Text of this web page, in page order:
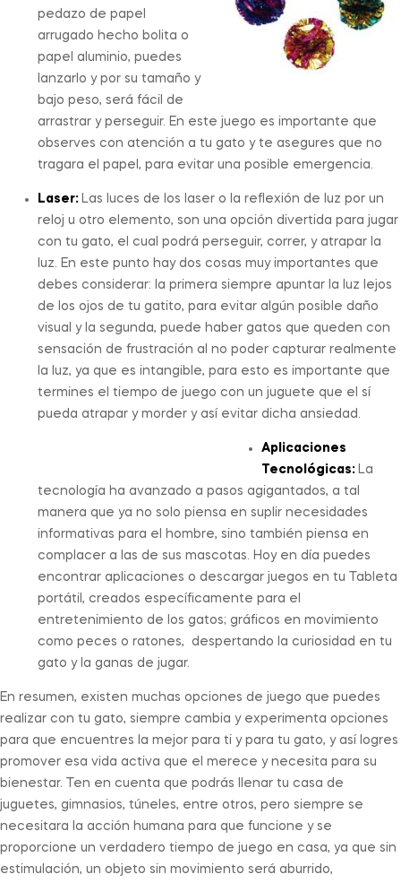
pedazo de papel
arrugado hecho bolita o
papel aluminio, puedes
lanzarlo y por su tamaño y
bajo peso, será fácil de
arrastrar y perseguir. En este juego es importante que
observes con atención a tu gato y te asegures que no
tragara el papel, para evitar una posible emergencia.
Laser: Las luces de los laser o la reflexión de luz por un
reloj u otro elemento, son una opción divertida para jugar
con tu gato, el cual podrá perseguir, correr, y atrapar la
luz. En este punto hay dos cosas muy importantes que
debes considerar: la primera siempre apuntar la luz lejos
de los ojos de tu gatito, para evitar algún posible daño
visual y la segunda, puede haber gatos que queden con
sensación de frustración al no poder capturar realmente
la luz, ya que es intangible, para esto es importante que
termines el tiempo de juego con un juguete que el sí
pueda atrapar y morder y así evitar dicha ansiedad.
Aplicaciones
Tecnológicas: La
tecnología ha avanzado a pasos agigantados, a tal
manera que ya no solo piensa en suplir necesidades
informativas para el hombre, sino también piensa en
complacer a las de sus mascotas. Hoy en día puedes
encontrar aplicaciones o descargar juegos en tu Tableta
portátil, creados específicamente para el
entretenimiento de los gatos; gráficos en movimiento
como peces o ratones, despertando la curiosidad en tu
gato y la ganas de jugar.
En resumen, existen muchas opciones de juego que puedes
realizar con tu gato, siempre cambia y experimenta opciones
para que encuentres la mejor para ti y para tu gato, y así logres
promover esa vida activa que el merece y necesita para su
bienestar. Ten en cuenta que podrás llenar tu casa de
juguetes, gimnasios, túneles, entre otros, pero siempre se
necesitara la acción humana para que funcione y se
proporcione un verdadero tiempo de juego en casa, ya que sin
estimulación, un objeto sin movimiento será aburrido,